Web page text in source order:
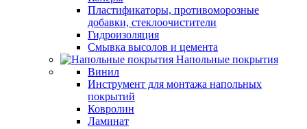
Пластификаторы, противоморозные
добавки, стеклоочистители
Гидроизоляция
Смывка высолов и цемента
Напольные покрытия
Винил
Инструмент для монтажа напольных
покрытий
Ковролин
Ламинат